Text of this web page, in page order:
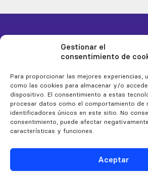
Gestionar el
consentimiento de
Para proporcionar las mejores experiencias,
como las cookies para almacenar y/o
dispositivo. El consentimiento a estas
procesar datos como el comportamiento de
identificadores únicos en este sitio. No
consentimiento, puede afectar
características y funciones.
Aceptar
¿Conectamos?
Habla con
gerencia@ctgranada.es
626 43 38 06